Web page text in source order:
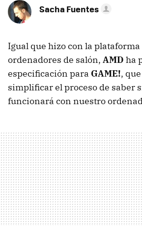
Sacha Fuentes
Igual que hizo con la plataforma
ordenadores de salón, AMD ha
especificación para GAME!,
simplificar el proceso de saber
funcionará con nuestro